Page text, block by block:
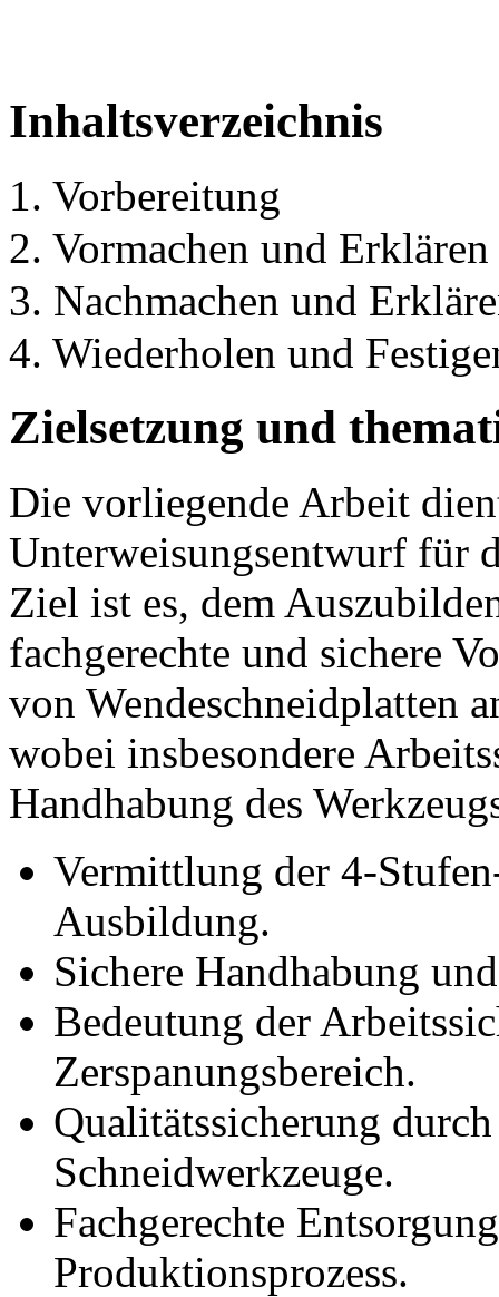
Inhaltsverzeichnis
1. Vorbereitung
2. Vormachen und
3. Nachmachen und
4. Wiederholen und
Zielsetzung und
Die vorliegende Arbeit
Unterweisungsentwurf für
Ziel ist es, dem
fachgerechte und sichere
von Wendeschneidplatten
wobei insbesondere
Handhabung des
Vermittlung der 4-
Ausbildung.
Sichere Handhabung
Bedeutung der
Zerspanungsbereich.
Qualitätssicherung
Schneidwerkzeuge.
Fachgerechte
Produktionsprozess.